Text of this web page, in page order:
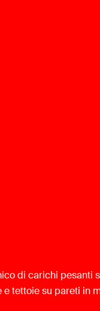
di carichi
tettoie su pareti in